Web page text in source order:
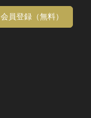
会員登録（無料）